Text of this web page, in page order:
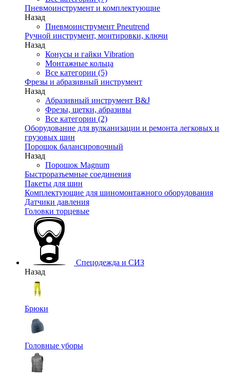
Пневмоинструмент и комплектующие
Назад
Пневмоинструмент Pneutrend
Ручной инструмент, монтировки, ключи
Назад
Конусы и гайки Vibration
Монтажные кольца
Все категории (5)
Фрезы и абразивный инструмент
Назад
Абразивный инструмент B&J
Фрезы, щетки, абразивы
Все категории (2)
Оборудование для вулканизации и ремонта легковых и
грузовых шин
Порошок балансировочный
Назад
Порошок Magnum
Быстроразъемные соединения
Пакеты для шин
Комплектующие для шиномонтажного оборудования
Датчики давления
Головки торцевые
Спецодежда и СИЗ
Назад
Брюки
Головные уборы